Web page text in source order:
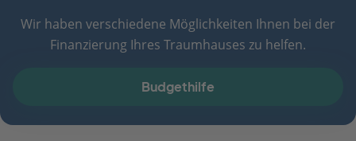
Wir haben verschiedene Möglichkeiten Ihnen bei der
Finanzierung Ihres Traumhauses zu helfen.
Budgethilfe